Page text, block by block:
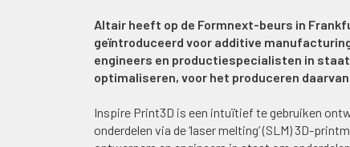
Altair heeft op de Formnext-beurs in
geïntroduceerd voor additive
engineers en productiespecialisten in
optimaliseren, voor het produceren
Inspire Print3D is een intuïtief te gebruiken
onderdelen via de ‘laser melting’ (SLM) 3D-